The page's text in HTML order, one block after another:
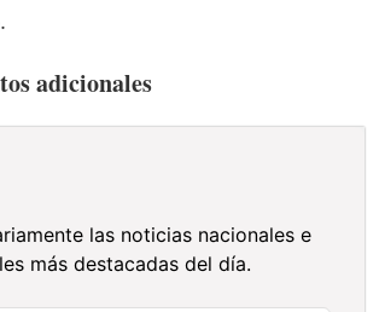
adicionales
las noticias nacionales e
más destacadas del día.